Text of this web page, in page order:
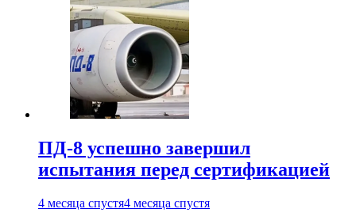
ПД-8 успешно завершил
испытания перед сертификацией
4 месяца спустя4 месяца спустя